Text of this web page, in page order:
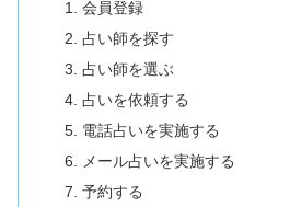
会員登録
占い師を探す
占い師を選ぶ
占いを依頼する
電話占いを実施する
メール占いを実施する
予約する